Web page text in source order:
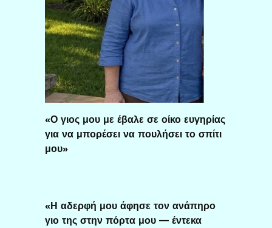
«Ο γιος μου με έβαλε σε οίκο ευγηρίας
για να μπορέσει να πουλήσει το σπίτι
μου»
«Η αδερφή μου άφησε τον ανάπηρο
γιο της στην πόρτα μου — έντεκα